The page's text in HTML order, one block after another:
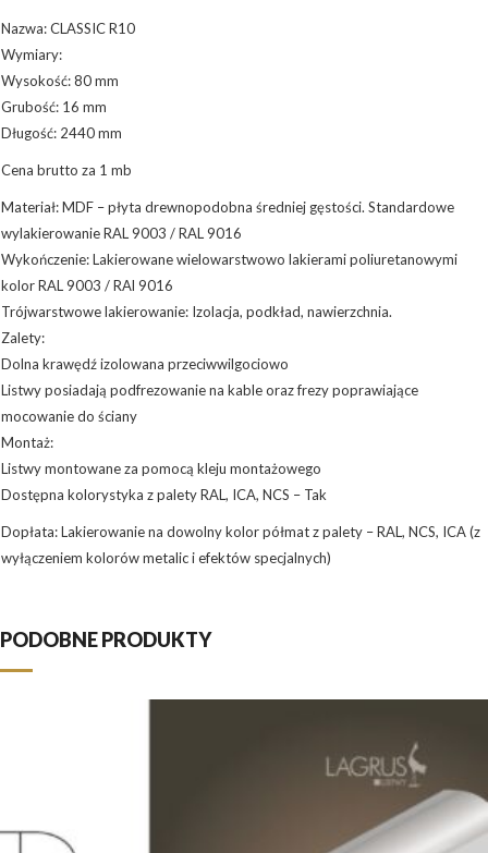
Nazwa: CLASSIC R10
Wymiary:
Wysokość: 80 mm
Grubość: 16 mm
Długość: 2440 mm
Cena brutto za 1 mb
Materiał: MDF – płyta drewnopodobna średniej gęstości. Standardowe
wylakierowanie RAL 9003 / RAL 9016
Wykończenie: Lakierowane wielowarstwowo lakierami poliuretanowymi
kolor RAL 9003 / RAl 9016
Trójwarstwowe lakierowanie: Izolacja, podkład, nawierzchnia.
Zalety:
Dolna krawędź izolowana przeciwwilgociowo
Listwy posiadają podfrezowanie na kable oraz frezy poprawiające
mocowanie do ściany
Montaż:
Listwy montowane za pomocą kleju montażowego
Dostępna kolorystyka z palety RAL, ICA, NCS – Tak
Dopłata: Lakierowanie na dowolny kolor półmat z palety – RAL, NCS, ICA (z
wyłączeniem kolorów metalic i efektów specjalnych)
PODOBNE PRODUKTY